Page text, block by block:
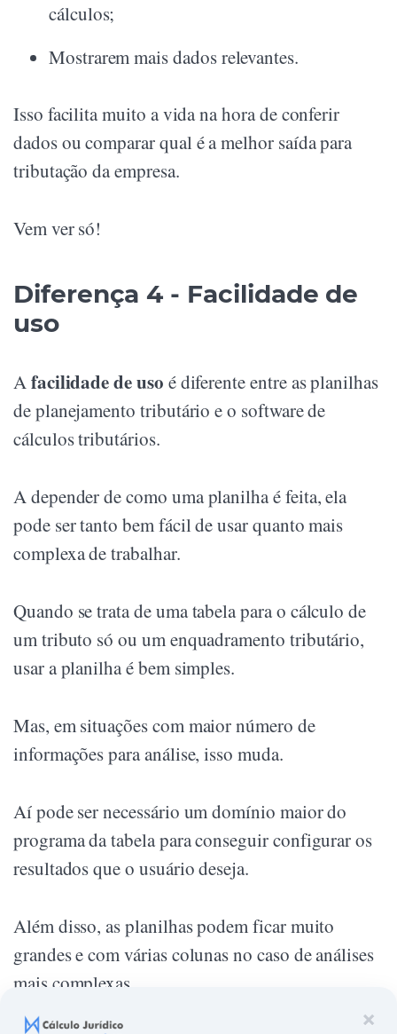
×
cálculos;
Mostrarem mais dados relevantes.
Isso facilita muito a vida na hora de conferir
dados ou comparar qual é a melhor saída para
tributação da empresa.
Vem ver só!
Diferença 4 - Facilidade de
uso
Afacilidade de uso é diferente entre as planilhas
de planejamento tributário e o software de
cálculos tributários.
A depender de como uma planilha é feita, ela
pode ser tanto bem fácil de usar quanto mais
complexa de trabalhar.
Quando se trata de uma tabela para o cálculo de
um tributo só ou um enquadramento tributário,
usar a planilha é bem simples.
Mas, em situações com maior número de
informações para análise, isso muda.
Aí pode ser necessário um domínio maior do
programa da tabela para conseguir configurar os
resultados que o usuário deseja.
Além disso, as planilhas podem ficar muito
grandes e com várias colunas no caso de análises
mais complexas.